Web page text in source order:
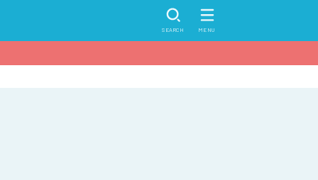
SEARCH MENU